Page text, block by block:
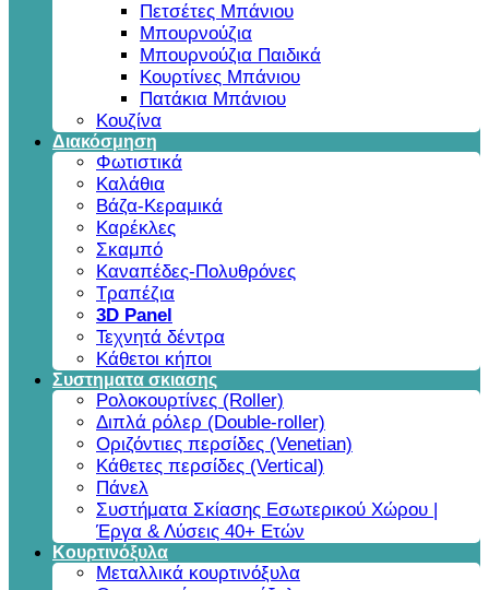
Πετσέτες Μπάνιου
Μπουρνούζια
Μπουρνούζια Παιδικά
Κουρτίνες Μπάνιου
Πατάκια Μπάνιου
Κουζίνα
Διακόσμηση
Φωτιστικά
Καλάθια
Βάζα-Κεραμικά
Καρέκλες
Σκαμπό
Καναπέδες-Πολυθρόνες
Τραπέζια
3D Panel
Τεχνητά δέντρα
Κάθετοι κήποι
Συστηματα σκιασης
Ρολοκουρτίνες (Roller)
Διπλά ρόλερ (Double-roller)
Οριζόντιες περσίδες (Venetian)
Κάθετες περσίδες (Vertical)
Πάνελ
Συστήματα Σκίασης Εσωτερικού Χώρου |
Έργα & Λύσεις 40+ Ετών
Κουρτινόξυλα
Μεταλλικά κουρτινόξυλα